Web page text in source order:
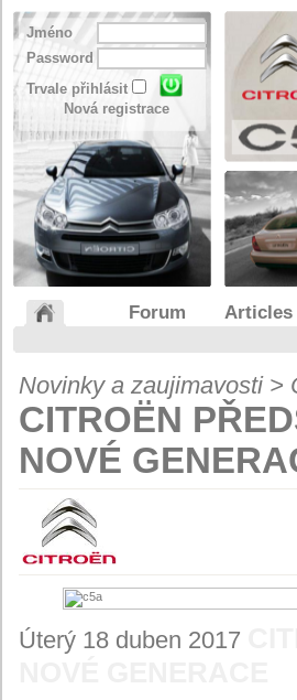
Jméno
Password
Trvale přihlásit
Nová registrace
Forum Articles
Novinky a zaujimavosti >
CITROËN
NOVÉ
Úterý 18 duben 2017